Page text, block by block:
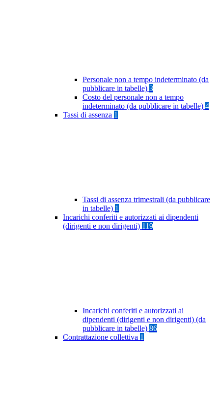
Personale non a tempo indeterminato (da
pubblicare in tabelle) 3
Costo del personale non a tempo
indeterminato (da pubblicare in tabelle) 4
Tassi di assenza 1
Tassi di assenza trimestrali (da pubblicare
in tabelle) 1
Incarichi conferiti e autorizzati ai dipendenti
(dirigenti e non dirigenti) 119
Incarichi conferiti e autorizzati ai
dipendenti (dirigenti e non dirigenti) (da
pubblicare in tabelle) 86
Contrattazione collettiva 1